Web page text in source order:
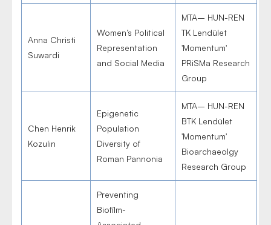
Anna Christi
Suwardi
Women’s Political
Representation
and Social Media
MTA– HUN-REN
TK Lendület
'Momentum'
PRiSMa Research
Group
Chen Henrik
Kozulin
Epigenetic
Population
Diversity of
Roman Pannonia
MTA– HUN-REN
BTK Lendület
'Momentum'
Bioarchaeolgy
Research Group
Preventing
Biofilm-